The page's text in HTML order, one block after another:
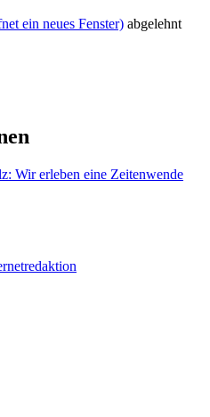
ein neues Fenster) abgelehnt
Wir erleben eine Zeitenwende